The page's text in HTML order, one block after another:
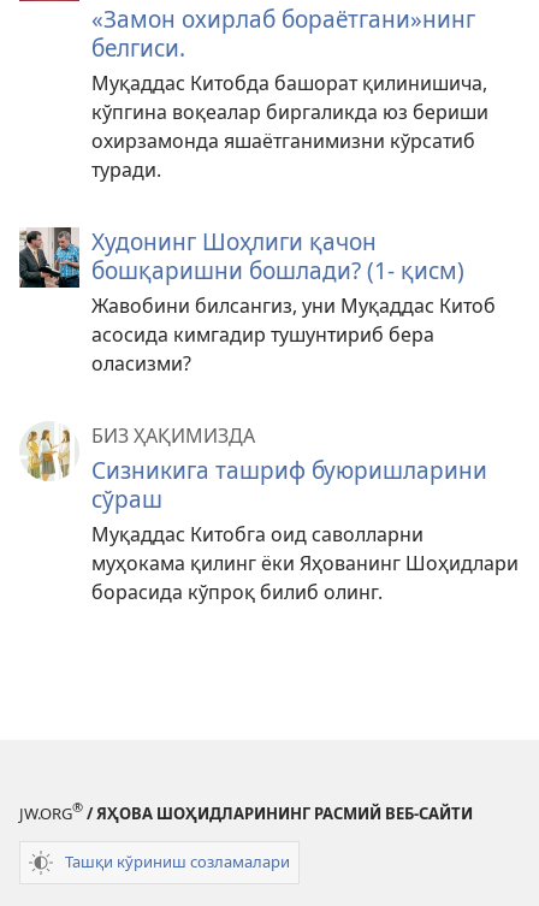
«Замон охирлаб бораётгани»нинг
белгиси.
Муқаддас Китобда башорат қилинишича,
кўпгина воқеалар биргаликда юз бериши
охирзамонда яшаётганимизни кўрсатиб
туради.
Худонинг Шоҳлиги қачон
бошқаришни бошлади? (1- қисм)
Жавобини билсангиз, уни Муқаддас Китоб
асосида кимгадир тушунтириб бера
оласизми?
БИЗ ҲАҚИМИЗДА
Сизникига ташриф буюришларини
сўраш
Муқаддас Китобга оид саволларни
муҳокама қилинг ёки Яҳованинг Шоҳидлари
борасида кўпроқ билиб олинг.
JW.ORG® / ЯҲОВА ШОҲИДЛАРИНИНГ РАСМИЙ ВЕБ-САЙТИ
Ташқи кўриниш созламалари